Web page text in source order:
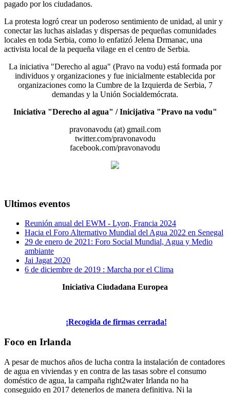
pagado por los ciudadanos.
La protesta logró crear un poderoso sentimiento de unidad, al unir y
conectar las luchas aisladas y dispersas de pequeñas comunidades
locales en toda Serbia, como lo enfatizó Jelena Drmanac, una
activista local de la pequeña vilage en el centro de Serbia.
La iniciativa "Derecho al agua" (Pravo na vodu) está formada por
individuos y organizaciones y fue inicialmente establecida por
organizaciones como la Cumbre de la Izquierda de Serbia, 7
demandas y la Unión Socialdemócrata.
Iniciativa "Derecho al agua" / Inicijativa "Pravo na vodu"
pravonavodu (at) gmail.com
twitter.com/pravonavodu
facebook.com/pravonavodu
Ultimos eventos
Reunión anual del EWM - Lyon, Francia 2024
Hacia el Foro Alternativo Mundial del Agua 2022 en Senegal
29 de enero de 2021: Foro Social Mundial, Agua y Medio
ambiante
Jai Jagat 2020
6 de diciembre de 2019 : Marcha por el Clima
Iniciativa Ciudadana Europea
¡Recogida de firmas cerrada!
Foco en Irlanda
A pesar de muchos años de lucha contra la instalación de contadores
de agua en viviendas y en contra de las tasas sobre el consumo
doméstico de agua, la campaña right2water Irlanda no ha
conseguido en 2017 detenerlos de manera definitiva. Ni la